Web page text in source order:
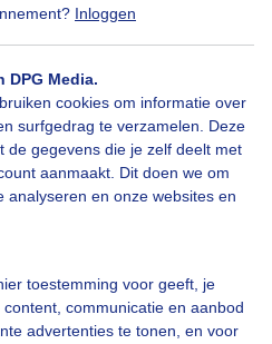
Inloggen
DPG Media.
cookies om informatie over
surfgedrag te verzamelen. Deze
de gegevens die je zelf deelt met
aanmaakt. Dit doen we om
analyseren en onze websites en
toestemming voor geeft, je
communicatie en aanbod
advertenties te tonen, en voor
geduld aub...